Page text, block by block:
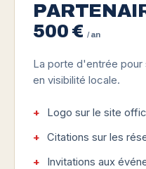
500 € / an
La porte d'entrée pour
en visibilité locale.
Logo sur le site
Citations sur les
Invitations aux